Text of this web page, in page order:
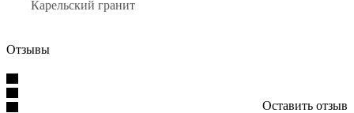
Карельский гранит
Отзывы
Оставить отзыв